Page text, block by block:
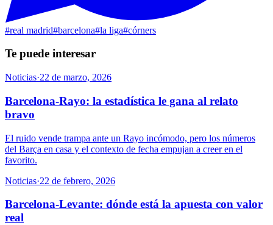
#real madrid#barcelona#la liga#córners
Te puede interesar
Noticias·22 de marzo, 2026
Barcelona-Rayo: la estadística le gana al relato
bravo
El ruido vende trampa ante un Rayo incómodo, pero los números
del Barça en casa y el contexto de fecha empujan a creer en el
favorito.
Noticias·22 de febrero, 2026
Barcelona-Levante: dónde está la apuesta con valor
real